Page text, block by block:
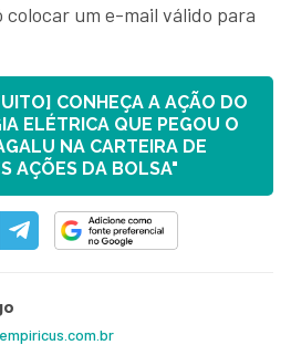
um e-mail válido para
CONHEÇA A AÇÃO DO
ELÉTRICA QUE PEGOU O
NA CARTEIRA DE
AÇÕES DA BOLSA"